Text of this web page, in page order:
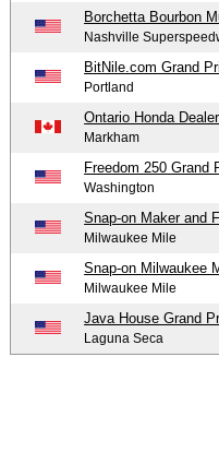
Borchetta Bourbon
Nashville
BitNile.com Grand
Portland
Ontario Honda
Markham
Freedom 250 Grand
Washington
Snap-on Maker and
Milwaukee Mile
Snap-on Milwaukee
Milwaukee Mile
Java House Grand
Laguna Seca